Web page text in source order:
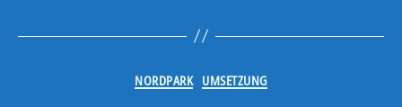
Kategorien
NORDPARK UMSETZUNG